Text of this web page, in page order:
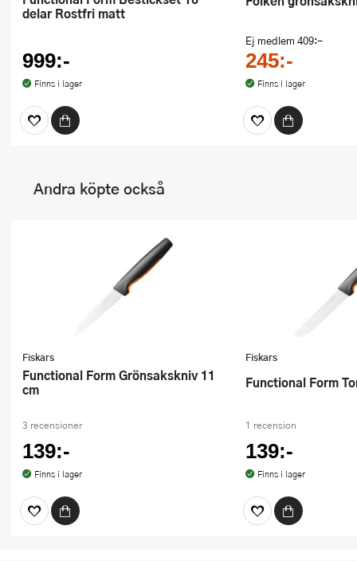
delar Rostfri matt
999:-
Finns i lager
Ej medlem 409:-
245:-
Finns i lager
Andra köpte också
Fiskars
Functional Form Grönsakskniv 11
cm
3 recensioner
139:-
Finns i lager
Fiskars
Functional Form
1 recension
139:-
Finns i lager